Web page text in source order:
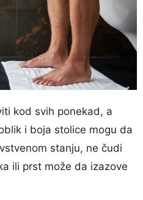
kod svih ponekad, a
i boja stolice mogu da
stanju, ne čudi
ili prst može da izazove